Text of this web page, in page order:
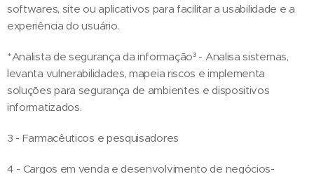
softwares, site ou aplicativos para facilitar a usabilidade e a
experiência do usuário.
*Analista de segurança da informação³ - Analisa sistemas,
levanta vulnerabilidades, mapeia riscos e implementa
soluções para segurança de ambientes e dispositivos
informatizados.
3 - Farmacêuticos e pesquisadores
4 - Cargos em venda e desenvolvimento de negócios-